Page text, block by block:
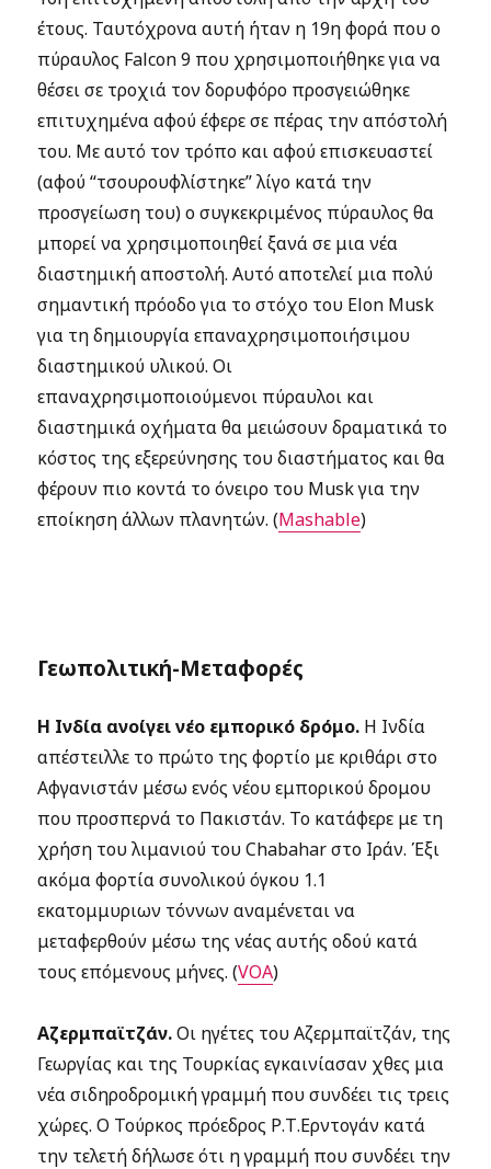
έτους. Ταυτόχρονα αυτή ήταν η 19η φορά που ο
πύραυλος Falcon 9 που χρησιμοποιήθηκε για να
θέσει σε τροχιά τον δορυφόρο προσγειώθηκε
επιτυχημένα αφού έφερε σε πέρας την απόστολή
του. Με αυτό τον τρόπο και αφού επισκευαστεί
(αφού “τσουρουφλίστηκε” λίγο κατά την
προσγείωση του) ο συγκεκριμένος πύραυλος θα
μπορεί να χρησιμοποιηθεί ξανά σε μια νέα
διαστημική αποστολή. Αυτό αποτελεί μια πολύ
σημαντική πρόοδο για το στόχο του Elon Musk
για τη δημιουργία επαναχρησιμοποιήσιμου
διαστημικού υλικού. Οι
επαναχρησιμοποιούμενοι πύραυλοι και
διαστημικά οχήματα θα μειώσουν δραματικά το
κόστος της εξερεύνησης του διαστήματος και θα
φέρουν πιο κοντά το όνειρο του Musk για την
εποίκηση άλλων πλανητών. (Mashable)
Γεωπολιτική-Μεταφορές
Η Ινδία ανοίγει νέο εμπορικό δρόμο. Η Ινδία
απέστειλλε το πρώτο της φορτίο με κριθάρι στο
Αφγανιστάν μέσω ενός νέου εμπορικού δρομου
που προσπερνά το Πακιστάν. Το κατάφερε με τη
χρήση του λιμανιού του Chabahar στο Ιράν. Έξι
ακόμα φορτία συνολικού όγκου 1.1
εκατομμυριων τόννων αναμένεται να
μεταφερθούν μέσω της νέας αυτής οδού κατά
τους επόμενους μήνες. (VOA)
Αζερμπαϊτζάν.Οι ηγέτες του Αζερμπαϊτζάν, της
Γεωργίας και της Τουρκίας εγκαινίασαν χθες μια
νέα σιδηροδρομική γραμμή που συνδέει τις τρεις
χώρες. Ο Τούρκος πρόεδρος Ρ.Τ.Ερντογάν κατά
την τελετή δήλωσε ότι η γραμμή που συνδέει την